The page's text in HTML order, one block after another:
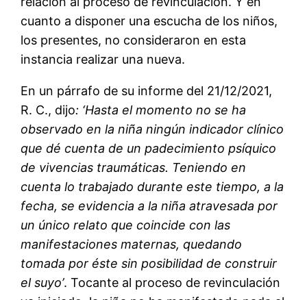
cuanto a disponer una escucha de los niños,
los presentes, no consideraron en esta
instancia realizar una nueva.
En un párrafo de su informe del 21/12/2021,
R. C., dijo: ‘Hasta el momento no se ha
observado en la niña ningún indicador clínico
que dé cuenta de un padecimiento psíquico
de vivencias traumáticas. Teniendo en
cuenta lo trabajado durante este tiempo, a la
fecha, se evidencia a la niña atravesada por
un único relato que coincide con las
manifestaciones maternas, quedando
tomada por éste sin posibilidad de construir
el suyo’. Tocante al proceso de revinculación